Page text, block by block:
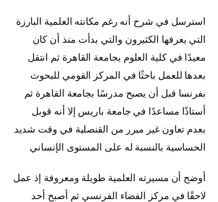
استرسل في شرح أنه رغم مكانته العلمية البارزة
التي يعرفها الكثيرون والتي بدأت منذ أن كان
معيدًا في كلية العلوم بجامعة القاهرة ثم انتقل
بعدها للعمل باحثًا في المركز القومي للبحوث
بفرنسا قبل أن يصبح مدرسًا بجامعة القاهرة ثم
أستاذًا مساعدًا في جامعة باريس إلا أنه قوبل
بعدم تعاون غير مبرر من القنصلية في وقت شديد
الحساسية بالنسبة له على المستوى الإنساني
أوضح أن مسيرته العلمية طويلة ومعروفة إذ عمل
لاحقًا في مركز الفضاء الفرنسي ثم أصبح أحد